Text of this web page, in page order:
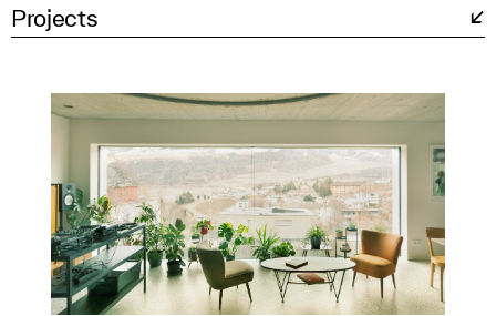
Projects